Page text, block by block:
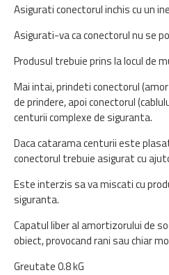
Asigurati conectorul inchis cu un
Asigurati-va ca conectorul nu se
Produsul trebuie prins la locul de
Mai intai, prindeti conectorul
de prindere, apoi conectorul
centurii complexe de siguranta.
Daca catarama centurii este
conectorul trebuie asigurat cu
Este interzis sa va miscati cu
siguranta.
Capatul liber al amortizorului de
obiect, provocand rani sau chiar
Greutate 0.8 kG